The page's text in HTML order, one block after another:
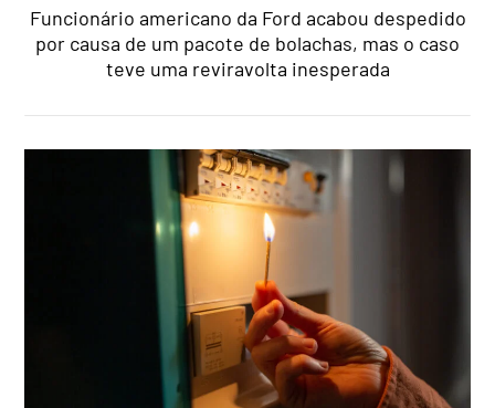
Funcionário americano da Ford acabou despedido
por causa de um pacote de bolachas, mas o caso
teve uma reviravolta inesperada